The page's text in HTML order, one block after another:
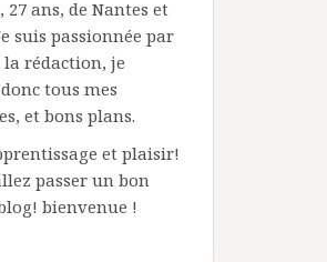
ans, de Nantes et
suis passionnée par
rédaction, je
tous mes
et bons plans.
et plaisir!
passer un bon
bienvenue !